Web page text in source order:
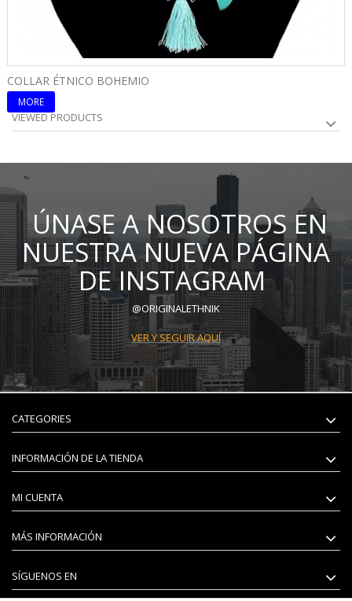
COLLAR ÉTNICO BOHEMIO
MORE
VIEWED PRODUCTS
ÚNASE A NOSOTROS EN
NUESTRA NUEVA PÁGINA
DE INSTAGRAM
@ORIGINALETHNIK
VER Y SEGUIR AQUÍ
CATEGORIES
INFORMACIÓN DE LA TIENDA
MI CUENTA
MÁS INFORMACIÓN
SÍGUENOS EN